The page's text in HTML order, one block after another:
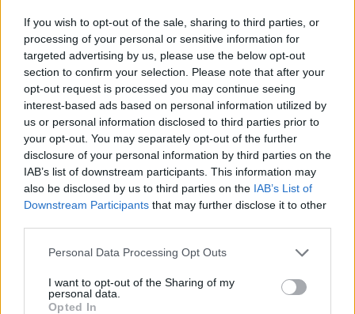
If you wish to opt-out of the sale, sharing to third parties, or
processing of your personal or sensitive information for
targeted advertising by us, please use the below opt-out
section to confirm your selection. Please note that after your
opt-out request is processed you may continue seeing
interest-based ads based on personal information utilized by
us or personal information disclosed to third parties prior to
your opt-out. You may separately opt-out of the further
disclosure of your personal information by third parties on the
IAB’s list of downstream participants. This information may
also be disclosed by us to third parties on the IAB’s List of
Downstream Participants that may further disclose it to other
Personal Data Processing Opt Outs
I want to opt-out of the Sharing of my
personal data.
Opted In
αυτό κινδυνεύει ακόμη και η νέα Εθνική Οδός.
Στις χρηματοδοτήσεις πρέπει να
επιταχυνθούν οι διαδικασίες, γιατί χάνεται
πολύτιμος χρόνος, και το έργο θα κοστίσει
πολύ περισσότερο αν δεν γίνει την
κατάλληλη στιγμή. Πρέπει να αλλάξει το
νομοθετικό πλαίσιο για έργα που είναι
αποδεδειγμένα για έκτακτη ανάγκη».
Αεροναυπηγός Μηχανικός και Υπ. Δρ. ΕΚΠΑ
Άγγελος Χασιώτης.